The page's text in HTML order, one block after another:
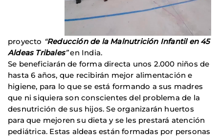
proyecto “Reducción de la Malnutrición Infantil en 45
Aldeas Tribales”en India.
Se beneficiarán de forma directa unos 2.000 niños de
hasta 6 años, que recibirán mejor alimentación e
higiene, para lo que se está formando a sus madres
que ni siquiera son conscientes del problema de la
desnutrición de sus hijos. Se organizarán huertos
para que mejoren su dieta y se les prestará atención
pediátrica. Estas aldeas están formadas por personas